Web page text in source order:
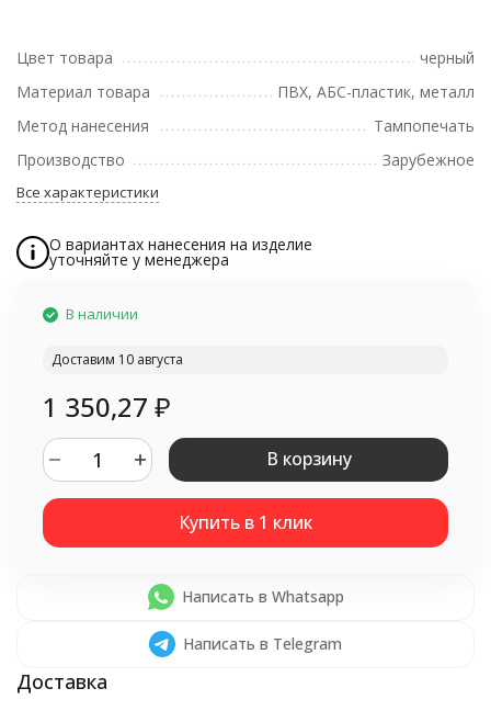
Цвет товара
черный
Материал товара
ПВХ, АБС-пластик, металл
Метод нанесения
Тампопечать
Производство
Зарубежное
Все характеристики
О вариантах нанесения на изделие
уточняйте у менеджера
В наличии
Доставим 10 августа
1 350,27 ₽
В корзину
Написать в Whatsapp
Написать в Telegram